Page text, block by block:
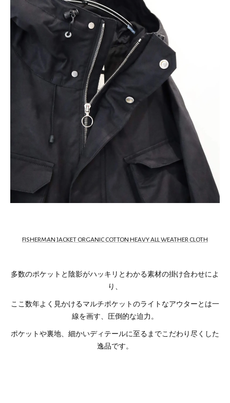
FISHERMAN JACKET ORGANIC COTTON HEAVY ALL WEATHER CLOTH
多数のポケットと陰影がハッキリとわかる素材の掛け合わせによ
り、
ここ数年よく見かけるマルチポケットのライトなアウターとは一
線を画す、圧倒的な迫力。
ポケットや裏地、細かいディテールに至るまでこだわり尽くした
逸品です。